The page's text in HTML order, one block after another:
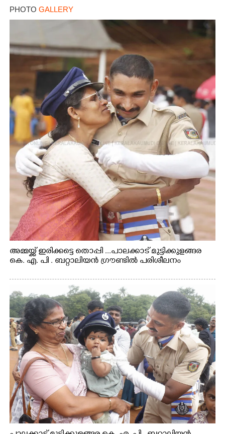
PHOTO GALLERY
അമ്മയ്ക്ക് ഇരിക്കട്ടെ തൊപ്പി ...പാലക്കാട് മുട്ടിക്കുളങ്ങര
കെ. എ. പി . ബറ്റാലിയൻ ഗ്രൗണ്ടിൽ പരിശീലനം